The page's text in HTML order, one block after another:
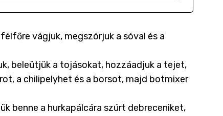
vágjuk, megszórjuk a sóval és a
beleütjük a tojásokat, hozzáadjuk a tejet,
a chilipelyhet és a borsot, majd botmixer
benne a hurkapálcára szúrt debreceniket,